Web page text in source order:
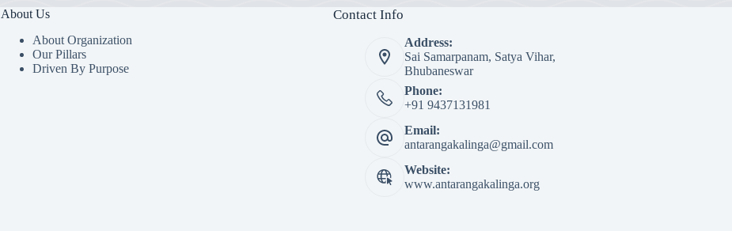
About Us
About Organization
Our Pillars
Driven By Purpose​
Contact Info
Address:
Sai Samarpanam, Satya Vihar,
Bhubaneswar
Phone:
+91 9437131981
Email:
antarangakalinga@gmail.com
Website:
www.antarangakalinga.org